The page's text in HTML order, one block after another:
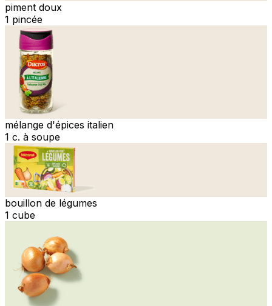
piment doux
1 pincée
mélange d'épices italien
1 c. à soupe
bouillon de légumes
1 cube